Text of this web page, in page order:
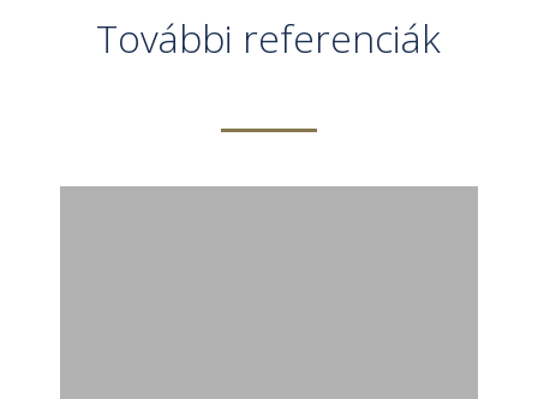
További referenciák